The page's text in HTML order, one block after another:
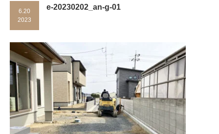
6.20
2023
e-20230202_an-g-01